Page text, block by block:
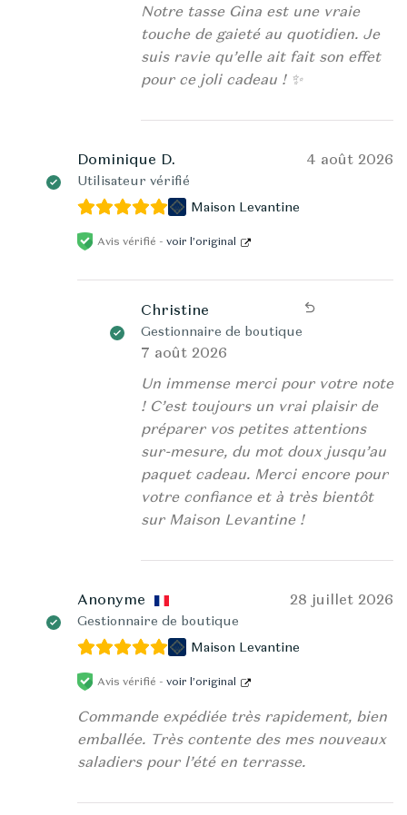
Notre tasse Gina est une vraie
touche de gaieté au quotidien. Je
suis ravie qu’elle ait fait son effet
pour ce joli cadeau ! ✨
Dominique D.
Utilisateur vérifié
4 août 2026
Maison Levantine
Avis vérifié - voir l’original
Christine
Gestionnaire de boutique
7 août 2026
Un immense merci pour votre note
! C’est toujours un vrai plaisir de
préparer vos petites attentions
sur-mesure, du mot doux jusqu’au
paquet cadeau. Merci encore pour
votre confiance et à très bientôt
sur Maison Levantine !
Anonyme
Gestionnaire de boutique
28 juillet 2026
Maison Levantine
Avis vérifié - voir l’original
Commande expédiée très rapidement, bien
emballée. Très contente des mes nouveaux
saladiers pour l’été en terrasse.